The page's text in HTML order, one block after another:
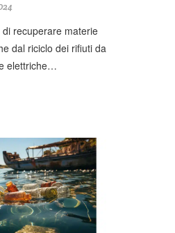
di recuperare materie
dal riciclo dei rifiuti da
elettriche…